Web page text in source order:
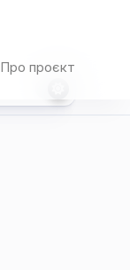
Про проєкт